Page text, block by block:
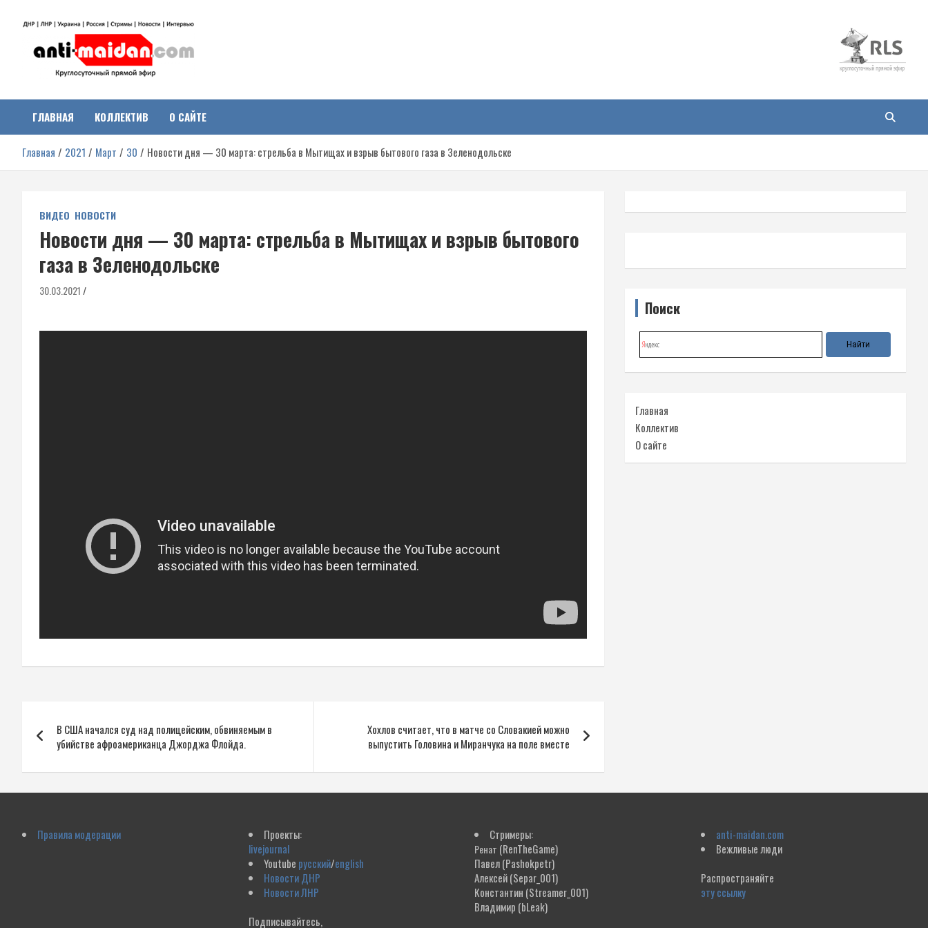
Антимайдан:
Гражданская война на
Украине
о гражданской войне на Украине, включая события в Новороссии,
ДНР, ЛНР и других регионах.
ГЛАВНАЯ КОЛЛЕКТИВ О САЙТЕ
Главная 2021 Март 30 Новости дня — 30 марта: стрельба в Мытищах и взрыв бытового газа в Зеленодольске
ВИДЕО НОВОСТИ
Новости дня — 30 марта: стрельба в Мытищах и взрыв бытового
газа в Зеленодольске
30.03.2021
по
записям
В США начался суд над полицейским, обвиняемым в
убийстве афроамериканца Джорджа Флойда.
Хохлов считает, что в матче со Словакией можно
выпустить Головина и Миранчука на поле вместе
Поиск
Главная
Коллектив
О сайте
Правила модерации
Проекты:
livejournal
Youtube русский/english
Новости ДНР
Новости ЛНР
Подписывайтесь,
Стримеры:
Ренат (RenTheGame)
Павел(Pashokpetr)
Алексей(Separ_001)
Константин (Streamer_001)
Владимир (bLeak)
anti-maidan.com
Вежливые люди
Распространяйте
эту ссылку